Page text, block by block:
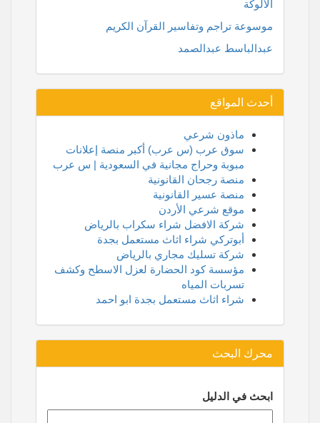
موسوعة تراجم وتفاسير القرآن الكريم
عبدالباسط عبدالصمد
أحدث المواقع
ماذون شرعي
سوق عرب (س عرب) أكبر منصة إعلانات
مبوبة وحراج مجانية في السعودية | س عرب
منصة رجحان القانونية
منصة عسير القانونية
موقع شرعي الأردن
شركة الافضل شراء سكراب بالرياض
أبوتركي شراء اثاث مستعمل بجدة
شركة تسليك مجاري بالرياض
مؤسسة كود الحضارة لعزل الاسطح وكشف
تسربات المياه
شراء اثاث مستعمل بجدة ابو احمد
محرك البحث
ابحث في الدليل